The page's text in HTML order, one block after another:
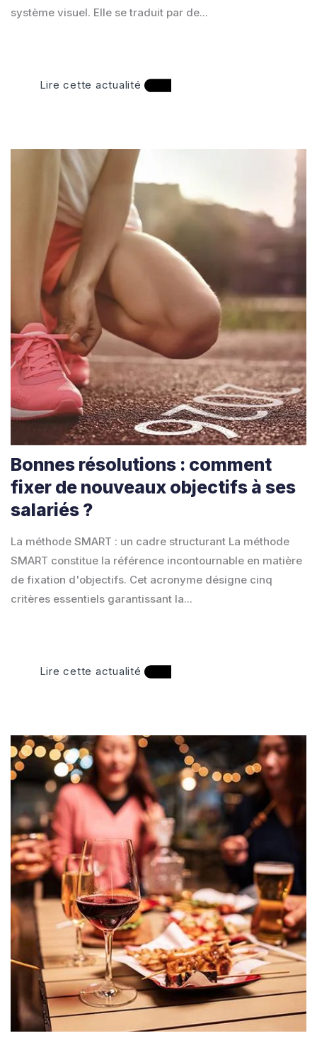
système visuel. Elle se traduit par de...
Lire cette actualité
Bonnes résolutions : comment
fixer de nouveaux objectifs à ses
salariés ?
La méthode SMART : un cadre structurant La méthode
SMART constitue la référence incontournable en matière
de fixation d'objectifs. Cet acronyme désigne cinq
critères essentiels garantissant la...
Lire cette actualité